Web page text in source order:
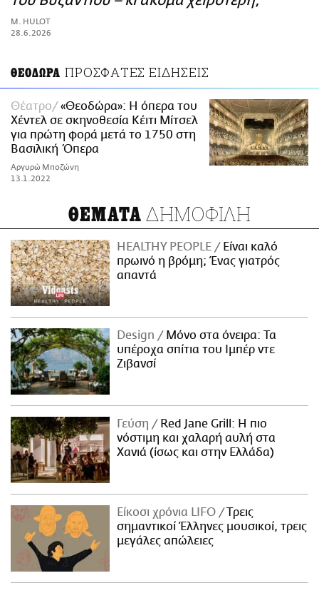
ΑΜΠΑ
PRINT
M. HULOT
28.6.2026
ΘΕΟΔΩΡΑ ΠΡΟΣΦΑΤΕΣ ΕΙΔΗΣΕΙΣ
Θέατρο
«Θεοδώρα»: Η όπερα του
Χέντελ σε σκηνοθεσία Κέιτι Μίτσελ
για πρώτη φορά μετά το 1750 στη
Βασιλική Όπερα
Αργυρώ Μποζώνη
13.1.2022
ΘΕΜΑΤΑ ΔΗΜΟΦΙΛΗ
HEALTHY PEOPLE
Είναι καλό
πρωινό η βρόμη; Ένας γιατρός
απαντά
Design
Μόνο στα όνειρα: Τα
υπέροχα σπίτια του Ιμπέρ ντε
Ζιβανσί
Γεύση
Red Jane Grill: Η πιο
νόστιμη και χαλαρή αυλή στα
Χανιά (ίσως και στην Ελλάδα)
Είκοσι χρόνια LIFO
Tρεις
σημαντικοί Έλληνες μουσικοί, τρεις
μεγάλες απώλειες